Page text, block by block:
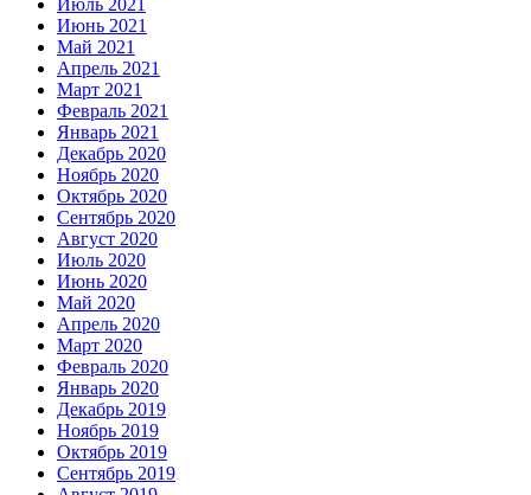
Июнь 2021
Май 2021
Апрель 2021
Март 2021
Февраль 2021
Январь 2021
Декабрь 2020
Ноябрь 2020
Октябрь 2020
Сентябрь 2020
Август 2020
Июль 2020
Июнь 2020
Май 2020
Апрель 2020
Март 2020
Февраль 2020
Январь 2020
Декабрь 2019
Ноябрь 2019
Октябрь 2019
Сентябрь 2019